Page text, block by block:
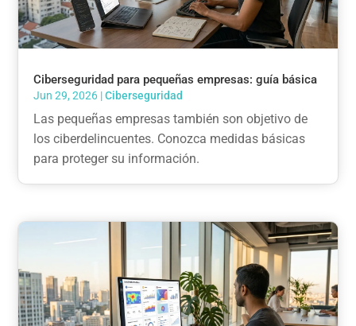
Ciberseguridad para pequeñas empresas: guía básica
Jun 29, 2026 |Ciberseguridad
Las pequeñas empresas también son objetivo de
los ciberdelincuentes. Conozca medidas básicas
para proteger su información.